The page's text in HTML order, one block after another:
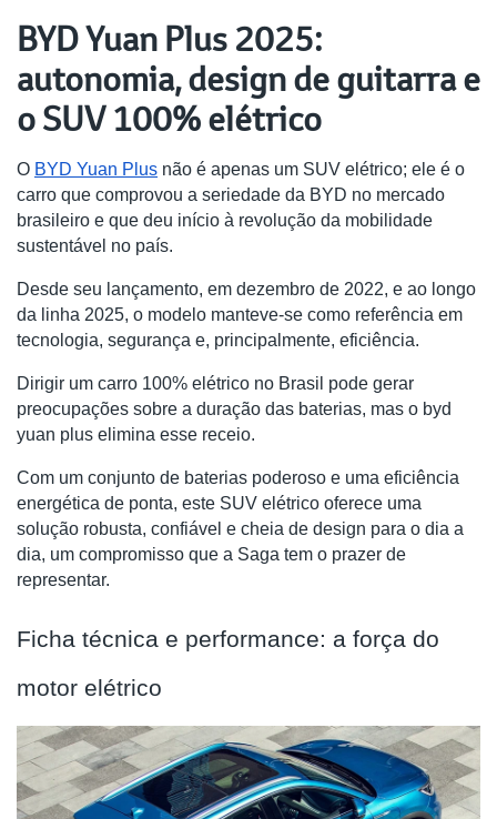
BYD Yuan Plus 2025:
autonomia, design de guitarra e
o SUV 100% elétrico
O BYD Yuan Plus não é apenas um SUV elétrico; ele é o
carro que comprovou a seriedade da BYD no mercado
brasileiro e que deu início à revolução da mobilidade
sustentável no país.
Desde seu lançamento, em dezembro de 2022, e ao longo
da linha 2025, o modelo manteve-se como referência em
tecnologia, segurança e, principalmente, eficiência.
Dirigir um carro 100% elétrico no Brasil pode gerar
preocupações sobre a duração das baterias, mas o byd
yuan plus elimina esse receio.
Com um conjunto de baterias poderoso e uma eficiência
energética de ponta, este SUV elétrico oferece uma
solução robusta, confiável e cheia de design para o dia a
dia, um compromisso que a Saga tem o prazer de
representar.
Ficha técnica e performance: a força do
motor elétrico